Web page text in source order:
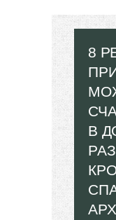
8
В